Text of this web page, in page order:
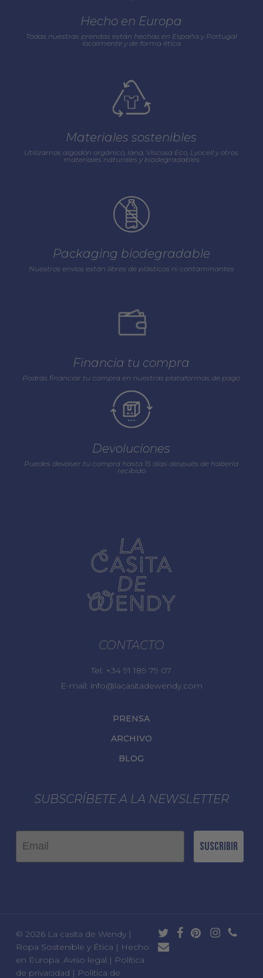
Hecho en Europa
Todas nuestras prendas están hechas en España y Portugal
localmente y de forma ética
Materiales sostenibles
Utilizamos algodón orgánico, lana, Viscosa Eco, Lyocell y otros
materiales naturales y biodegradables
Packaging biodegradable
Nuestros envios están libres de plásticos ni contaminantes
Financia tu compra
Podrás financiar tu compra en nuestras plataformas de pago
Devoluciones
Puedes devolver tu compra hasta 15 días después de haberla
recibido
CONTACTO
Tel: +34 91 189 79 07
E-mail: info@lacasitadewendy.com
PRENSA
ARCHIVO
BLOG
SUBSCRÍBETE A LA NEWSLETTER
Email
Suscribir
© 2026 La casita de Wendy |
Ropa Sostenible y Ética | Hecho
en Europa. Aviso legal | Política
de privacidad | Política de
twitterfacebook
pinterestinstagram
phone
email